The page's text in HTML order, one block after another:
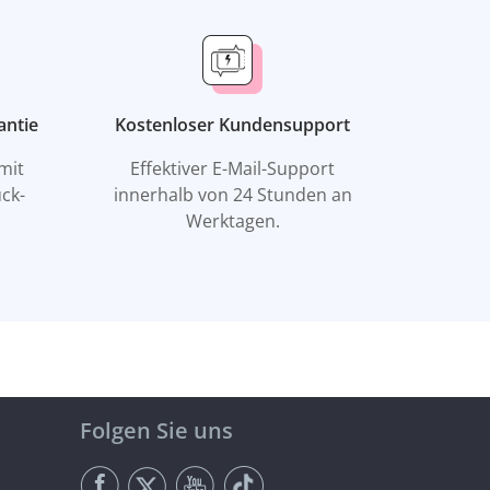
Kostenloser Kundensupport
Effektiver E-Mail-Support
innerhalb von 24 Stunden an
Werktagen.
Folgen Sie uns